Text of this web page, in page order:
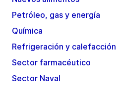
Petróleo, gas y energía
Química
Refrigeración y calefacción
Sector farmacéutico
Sector Naval